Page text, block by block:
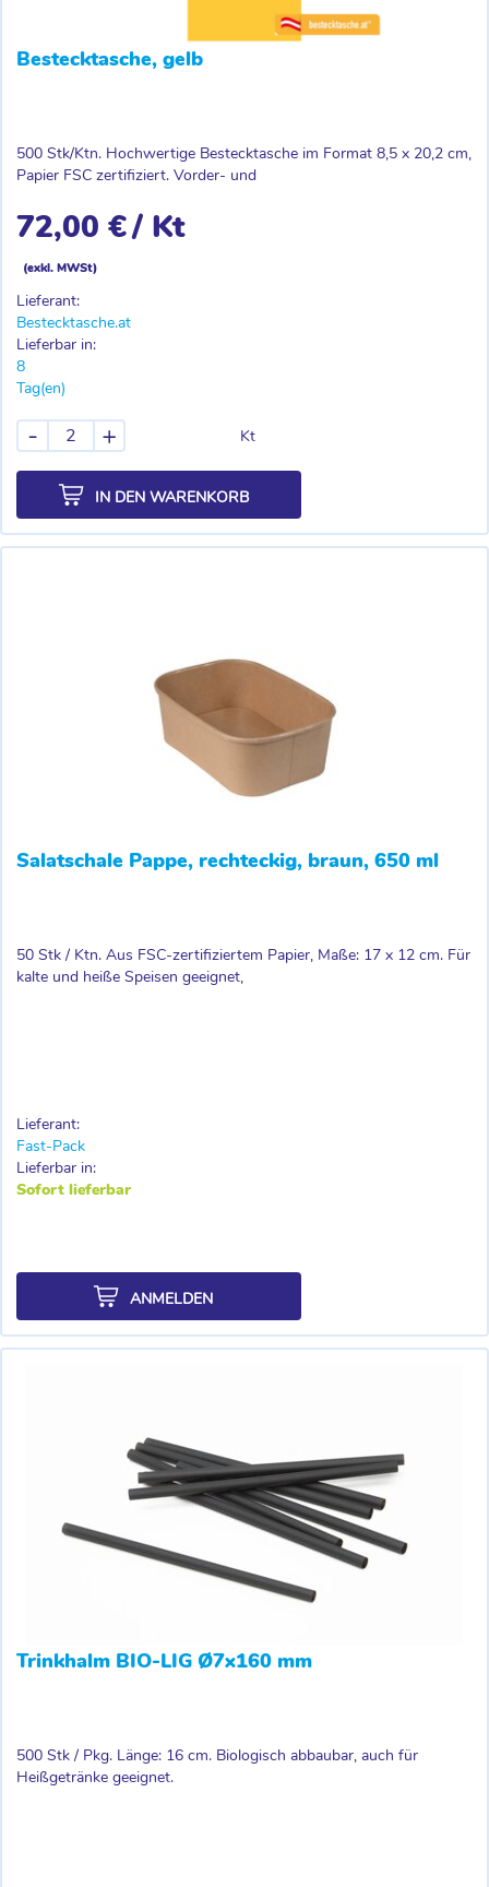
Bestecktasche, gelb
500 Stk/Ktn. Hochwertige Bestecktasche im Format 8,5 x 20,2 cm,
Papier FSC zertifiziert. Vorder- und
72,00 €/ Kt
(exkl. MWSt)
Lieferant:
Bestecktasche.at
Lieferbar in:
8
Tag(en)
Kt
- +
IN DEN WARENKORB
Salatschale Pappe, rechteckig, braun, 650 ml
50 Stk / Ktn. Aus FSC-zertifiziertem Papier, Maße: 17 x 12 cm. Für
kalte und heiße Speisen geeignet,
Lieferant:
Fast-Pack
Lieferbar in:
Sofort lieferbar
ANMELDEN
Trinkhalm BIO-LIG Ø7x160 mm
500 Stk / Pkg. Länge: 16 cm. Biologisch abbaubar, auch für
Heißgetränke geeignet.